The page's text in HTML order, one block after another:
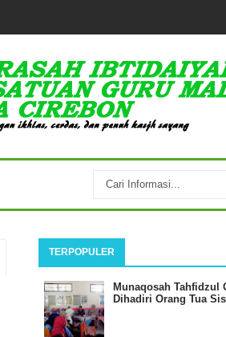
TERPOPULER
Munaqosah Tahfidzul
Dihadiri Orang Tua